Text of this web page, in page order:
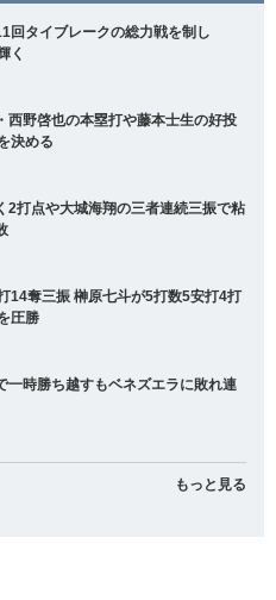
回タイブレークの総力戦を制し
く
西野啓也の本塁打や藤本士生の好投
決める
2打点や大城海翔の三者連続三振で粘
14奪三振 榊原七斗が5打数5安打4打
圧勝
一時勝ち越すもベネズエラに敗れ連
もっと見る